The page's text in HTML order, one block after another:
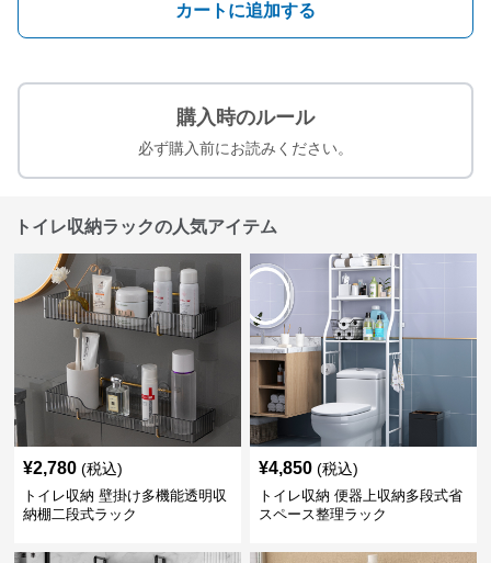
カートに追加する
購入時のルール
必ず購入前にお読みください。
トイレ収納ラックの人気アイテム
¥2,780 (税込)
トイレ収納 壁掛け多機能透明収
納棚二段式ラック
¥4,850 (税込)
トイレ収納 便器上収納多段式省
スペース整理ラック